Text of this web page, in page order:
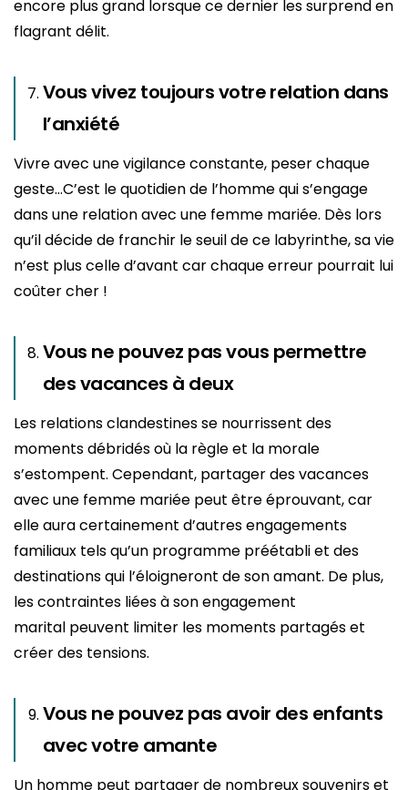
encore plus grand lorsque ce dernier les surprend en
flagrant délit.
Vous vivez toujours votre relation dans
l’anxiété
Vivre avec une vigilance constante, peser chaque
geste…C’est le quotidien de l’homme qui s’engage
dans une relation avec une femme mariée. Dès lors
qu’il décide de franchir le seuil de ce labyrinthe, sa vie
n’est plus celle d’avant car chaque erreur pourrait lui
coûter cher !
Vous ne pouvez pas vous permettre
des vacances à deux
Les relations clandestines se nourrissent des
moments débridés où la règle et la morale
s’estompent. Cependant, partager des vacances
avec une femme mariée peut être éprouvant, car
elle aura certainement d’autres engagements
familiaux tels qu’un programme préétabli et des
destinations qui l’éloigneront de son amant. De plus,
les contraintes liées à son engagement
marital peuvent limiter les moments partagés et
créer des tensions.
Vous ne pouvez pas avoir des enfants
avec votre amante
Un homme peut partager de nombreux souvenirs et